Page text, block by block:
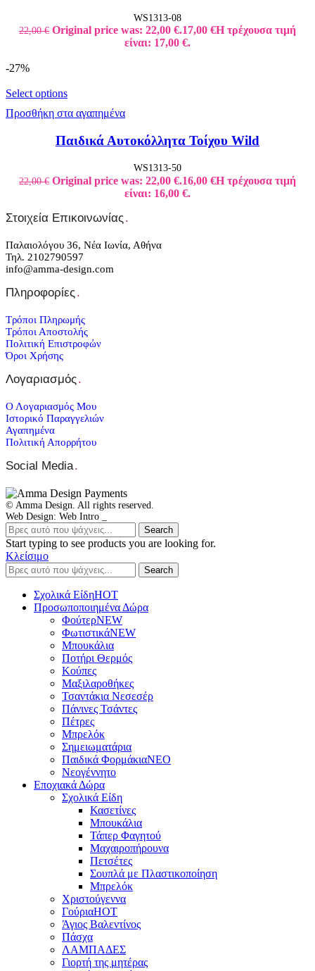
WS1313-08
22,00€ Original price was: 22,00 €.17,00 €Η τρέχουσα τιμή
είναι: 17,00 €.
-27%
Select options
Προσθήκη στα αγαπημένα
Παιδικά Αυτοκόλλητα Τοίχου Wild
WS1313-50
22,00€ Original price was: 22,00 €.16,00 €Η τρέχουσα τιμή
είναι: 16,00 €.
Στοιχεία Επικοινωνίας.
Παλαιολόγου 36, Νέα Ιωνία, Αθήνα
Τηλ. 2102790597
info@amma-design.com
Πληροφορίες.
Τρόποι Πληρωμής
Τρόποι Αποστολής
Πολιτική Επιστροφών
Όροι Χρήσης
Λογαριασμός.
Ο Λογαριασμός Μου
Ιστορικό Παραγγελιών
Αγαπημένα
Πολιτική Απορρήτου
Social Media.
© Amma Design. All rights reserved.
Web Design: Web Intro _
Search
Start typing to see products you are looking for.
Κλείσιμο
Search
Σχολικά ΕίδηΗΟΤ
Προσωποποιημένα Δώρα
ΦούτερNEW
ΦωτιστικάNEW
Μπουκάλια
Ποτήρι Θερμός
Κούπες
Μαξιλαροθήκες
Τσαντάκια Νεσεσέρ
Πάνινες Τσάντες
Πέτρες
Μπρελόκ
Σημειωματάρια
Παιδικά ΦορμάκιαNEO
Νεογέννητο
Εποχιακά Δώρα
Σχολικά Είδη
Κασετίνες
Μπουκάλια
Τάπερ Φαγητού
Μαχαιροπήρουνα
Πετσέτες
Σουπλά με Πλαστικοποίηση
Μπρελόκ
Χριστούγεννα
ΓούριαHOT
Άγιος Βαλεντίνος
Πάσχα
ΛΑΜΠΑΔΕΣ
Γιορτή της μητέρας